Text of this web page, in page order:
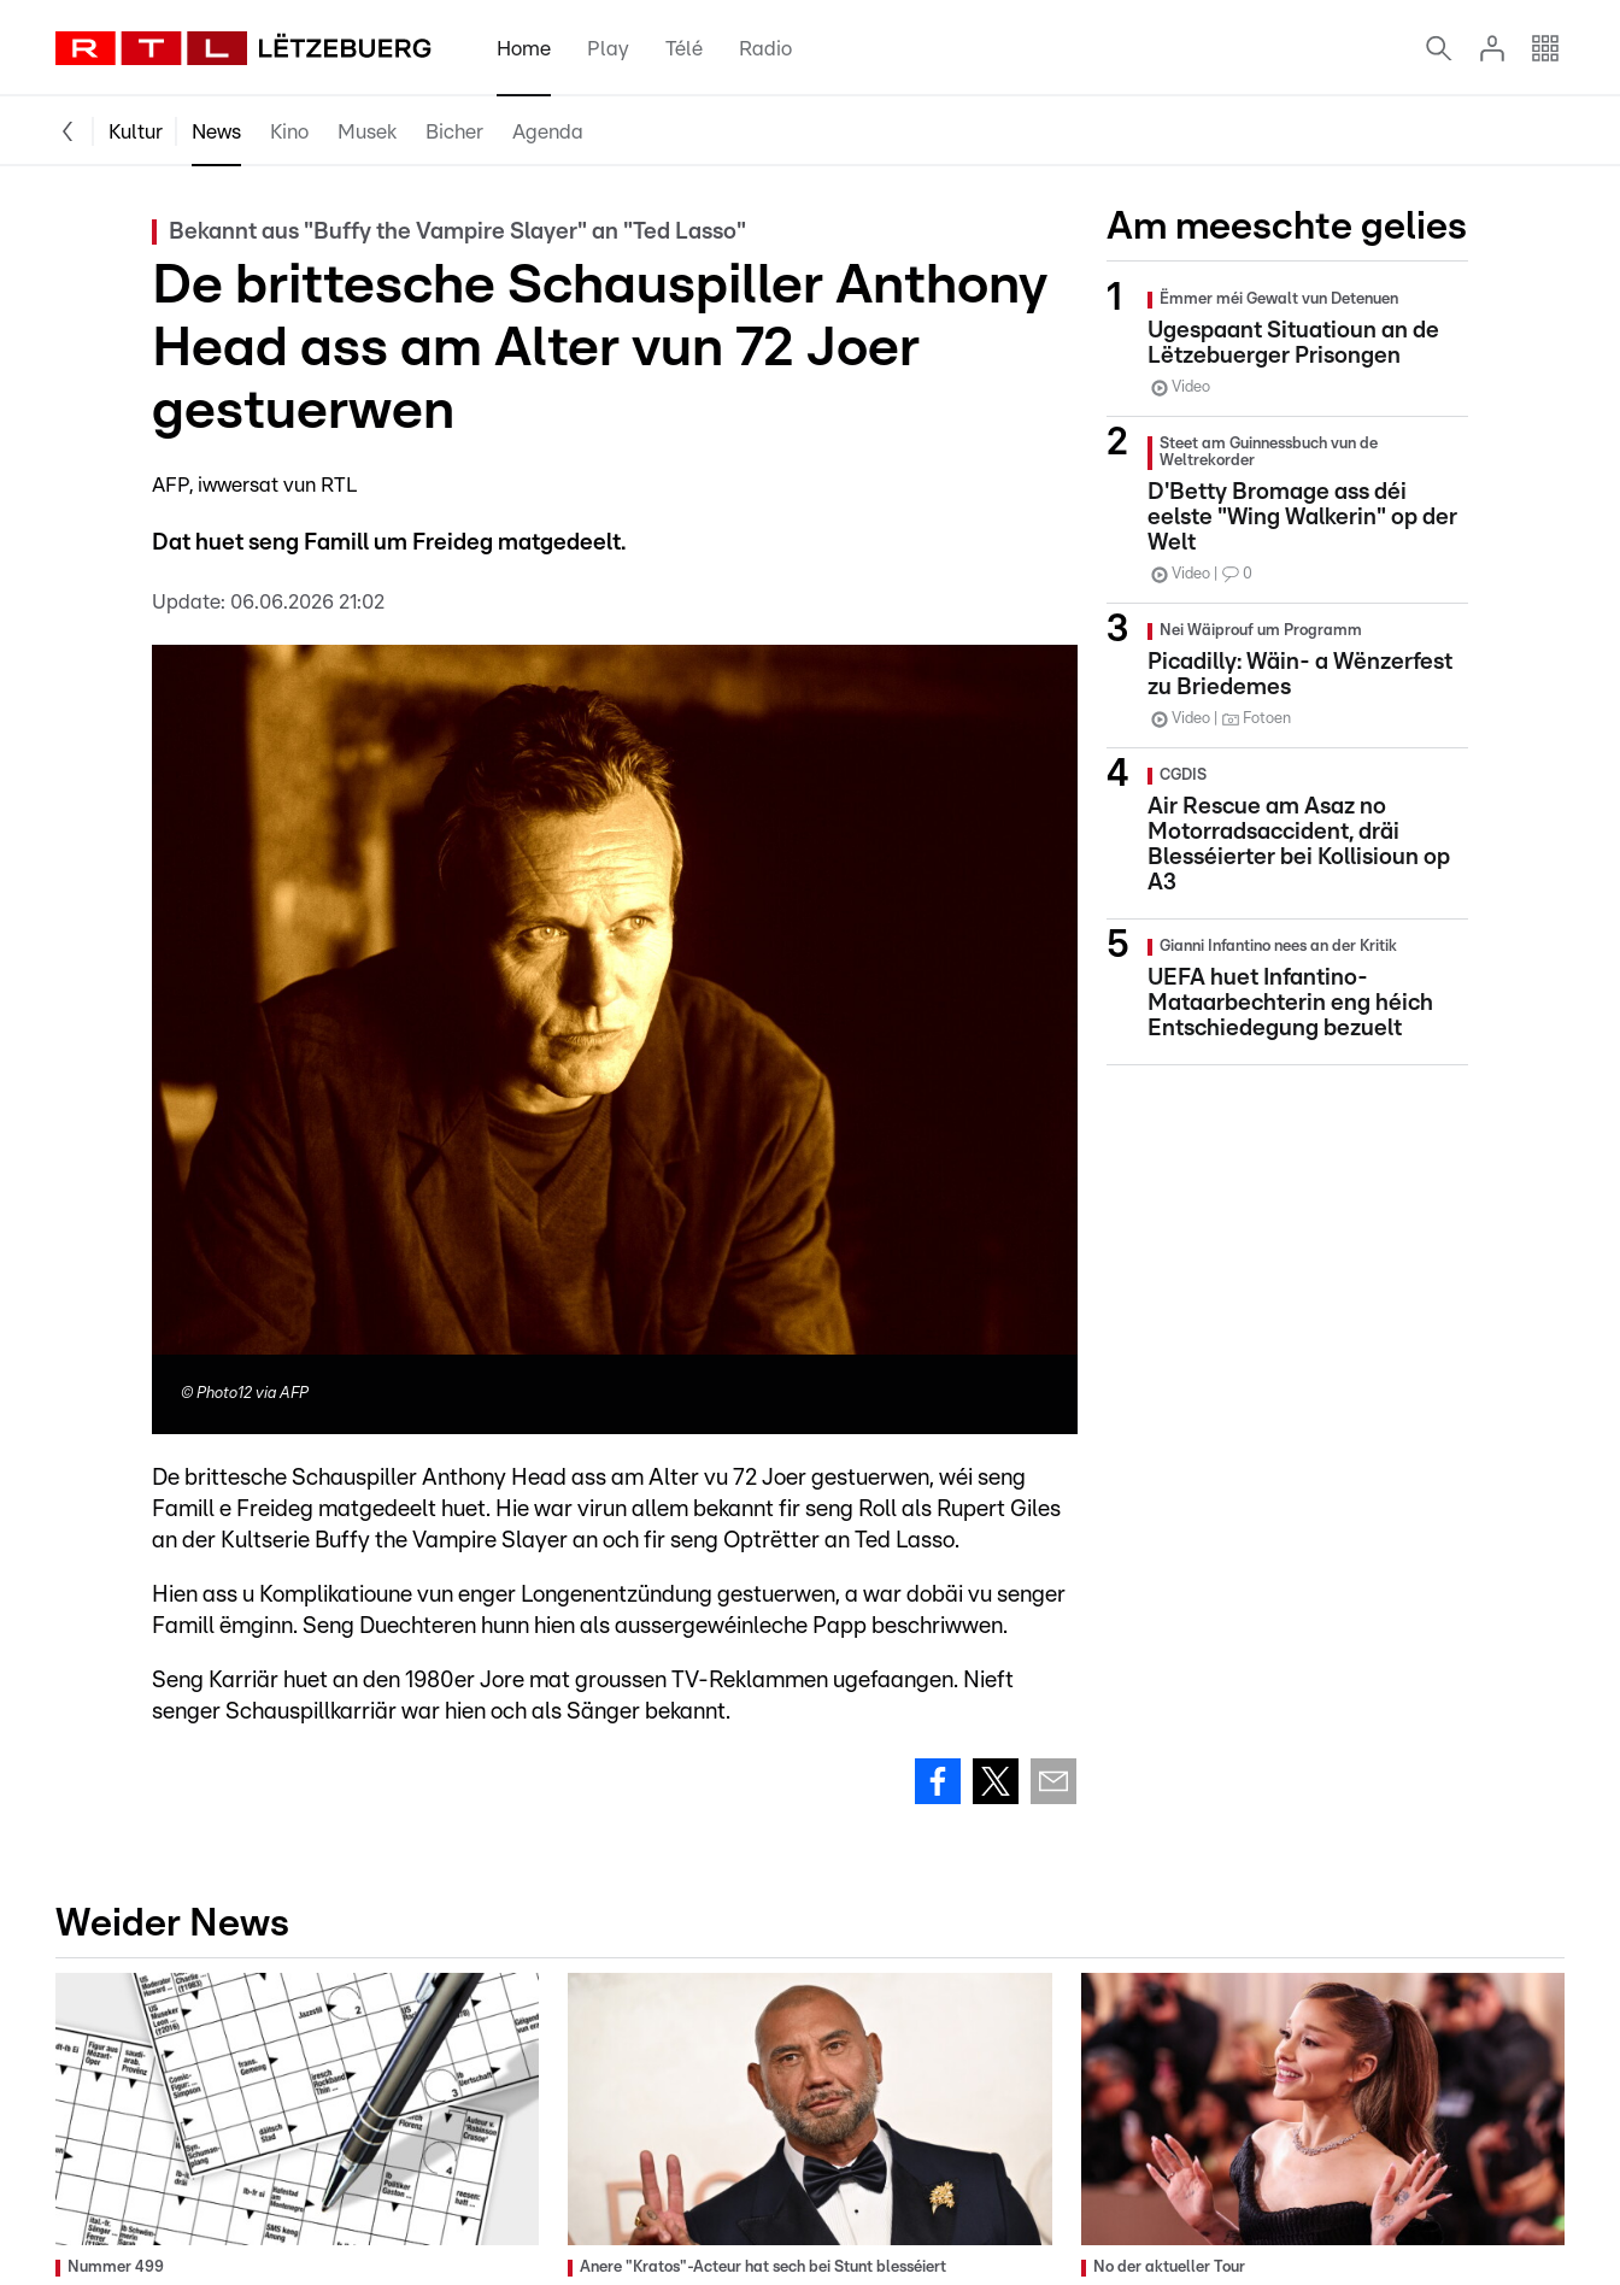
Home Play Télé Radio
Kultur News Kino Musek Bicher Agenda
Bekannt aus "Buffy the Vampire Slayer" an "Ted Lasso"
De brittesche Schauspiller Anthony
Head ass am Alter vun 72 Joer
gestuerwen
AFP, iwwersat vun RTL
Dat huet seng Famill um Freideg matgedeelt.
Update: 06.06.2026 21:02
© Photo12 via AFP
De brittesche Schauspiller Anthony Head ass am Alter vu 72 Joer gestuerwen, wéi seng
Famill e Freideg matgedeelt huet. Hie war virun allem bekannt fir seng Roll als Rupert Giles
an der Kultserie Buffy the Vampire Slayer an och fir seng Optrëtter an Ted Lasso.
Hien ass u Komplikatioune vun enger Longenentzündung gestuerwen, a war dobäi vu senger
Famill ëmginn. Seng Duechteren hunn hien als aussergewéinleche Papp beschriwwen.
Seng Karriär huet an den 1980er Jore mat groussen TV-Reklammen ugefaangen. Nieft
senger Schauspillkarriär war hien och als Sänger bekannt.
Am meeschte gelies
Ëmmer méi Gewalt vun Detenuen
Ugespaant Situatioun an de
Lëtzebuerger Prisongen
Video
Steet am Guinnessbuch vun de
Weltrekorder
D'Betty Bromage ass déi
eelste "Wing Walkerin" op der
Welt
Video 0
Nei Wäiprouf um Programm
Picadilly: Wäin- a Wënzerfest
zu Briedemes
Video Fotoen
CGDIS
Air Rescue am Asaz no
Motorradsaccident, dräi
Blesséierter bei Kollisioun op
A3
Gianni Infantino nees an der Kritik
UEFA huet Infantino-
Mataarbechterin eng héich
Entschiedegung bezuelt
Weider News
Nummer 499 Anere "Kratos"-Acteur hat sech bei Stunt blesséiert No der aktueller Tour